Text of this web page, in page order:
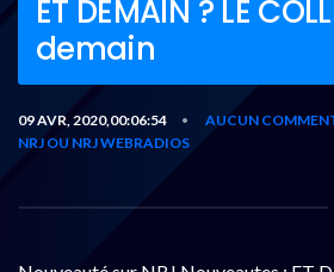
ET DEMAIN ? LE
demain
09 AVR, 2020,00:06:54 • AUCUN
NRJ OU NRJ WEBRADIOS